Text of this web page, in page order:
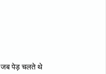
जब पेड़ चलते थे